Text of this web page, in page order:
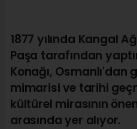
1877 yılında Kangal
Paşa tarafından
Konağı, Osmanlı'dan
mimarisi ve tarihi
kültürel mirasının
arasında yer alıyor.